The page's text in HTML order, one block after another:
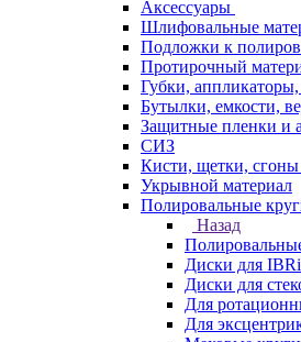
Аксессуары
Шлифовальные
Подложки к
Протирочный
Губки,
Бутылки, емкости,
Защитные пленки и
СИЗ
Кисти, щетки, сгоны
Укрывной материал
Полировальные
Назад
Диски для
Диски для
Для
Для